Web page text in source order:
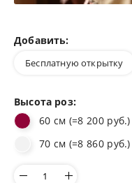
Добавить:
Бесплатную открытку
Высота роз:
60 см (=8 200 руб.)
70 см (=8 860 руб.)